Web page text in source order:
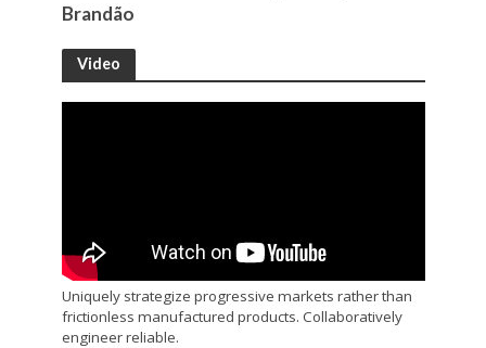
Brandão
Video
Uniquely strategize progressive markets rather than
frictionless manufactured products. Collaboratively
engineer reliable.